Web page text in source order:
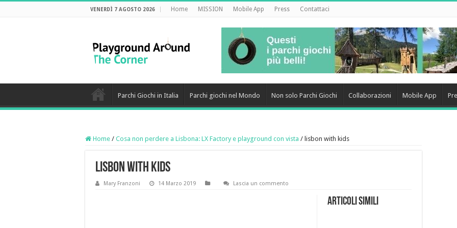
VENERDÌ 7 AGOSTO 2026 Home MISSION Mobile App Press Contattaci
Parchi Giochi in Italia Parchi giochi nel Mondo Non solo Parchi Giochi Collaborazioni Mobile App
Home / Cosa non perdere a Lisbona: LX Factory e playground con vista / lisbon with kids
lisbon with kids
Mary Franzoni 14 Marzo 2019 Lascia un commento
Articoli simili